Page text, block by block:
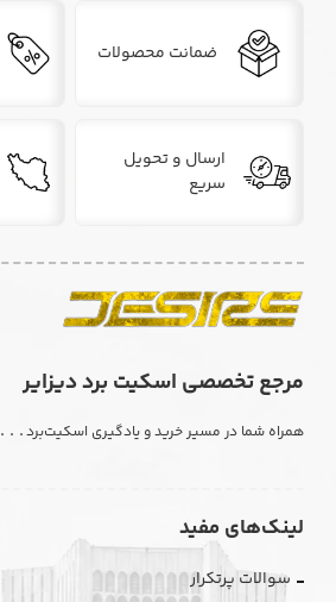
ضمانت محصولات
ارسال و تحویل
سریع
مرجع تخصصی اسکیت برد دیزایر
همراه شما در مسیر خرید و یادگیری اسکیت‌برد. . .
لینک‌های مفید
سوالات پرتکرار